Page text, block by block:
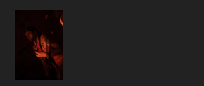
Skip
content